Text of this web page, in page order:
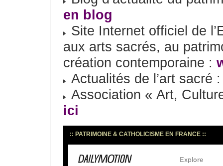
en blog
Site Internet officiel de
aux arts sacrés, au
création contemporaine :
Actualités de l’art sacré
Association « Art,
ici
:: PATRIMOINE & CATHOLICISME EN FRANCE ::